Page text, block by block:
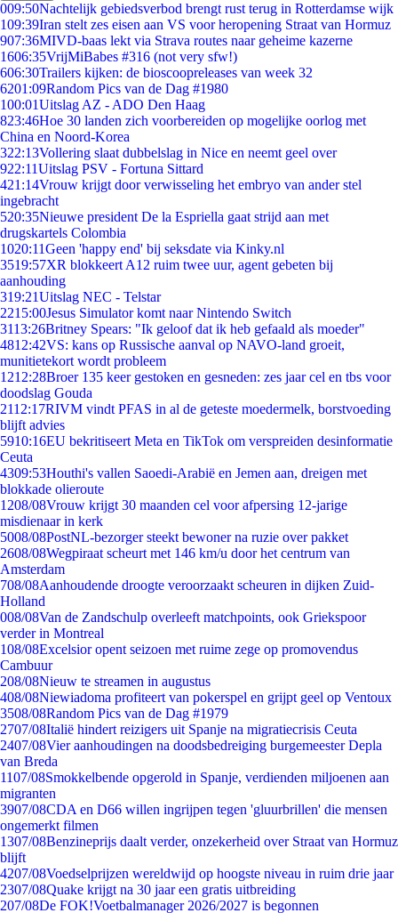
009:50Nachtelijk gebiedsverbod brengt rust terug in Rotterdamse wijk
109:39Iran stelt zes eisen aan VS voor heropening Straat van Hormuz
907:36MIVD-baas lekt via Strava routes naar geheime kazerne
1606:35VrijMiBabes #316 (not very sfw!)
606:30Trailers kijken: de bioscoopreleases van week 32
6201:09Random Pics van de Dag #1980
100:01Uitslag AZ - ADO Den Haag
823:46Hoe 30 landen zich voorbereiden op mogelijke oorlog met
China en Noord-Korea
322:13Vollering slaat dubbelslag in Nice en neemt geel over
922:11Uitslag PSV - Fortuna Sittard
421:14Vrouw krijgt door verwisseling het embryo van ander stel
ingebracht
520:35Nieuwe president De la Espriella gaat strijd aan met
drugskartels Colombia
1020:11Geen 'happy end' bij seksdate via Kinky.nl
3519:57XR blokkeert A12 ruim twee uur, agent gebeten bij
aanhouding
319:21Uitslag NEC - Telstar
2215:00Jesus Simulator komt naar Nintendo Switch
3113:26Britney Spears: "Ik geloof dat ik heb gefaald als moeder"
4812:42VS: kans op Russische aanval op NAVO-land groeit,
munitietekort wordt probleem
1212:28Broer 135 keer gestoken en gesneden: zes jaar cel en tbs voor
doodslag Gouda
2112:17RIVM vindt PFAS in al de geteste moedermelk, borstvoeding
blijft advies
5910:16EU bekritiseert Meta en TikTok om verspreiden desinformatie
Ceuta
4309:53Houthi's vallen Saoedi-Arabië en Jemen aan, dreigen met
blokkade olieroute
1208/08Vrouw krijgt 30 maanden cel voor afpersing 12-jarige
misdienaar in kerk
5008/08PostNL-bezorger steekt bewoner na ruzie over pakket
2608/08Wegpiraat scheurt met 146 km/u door het centrum van
Amsterdam
708/08Aanhoudende droogte veroorzaakt scheuren in dijken Zuid-
Holland
008/08Van de Zandschulp overleeft matchpoints, ook Griekspoor
verder in Montreal
108/08Excelsior opent seizoen met ruime zege op promovendus
Cambuur
208/08Nieuw te streamen in augustus
408/08Niewiadoma profiteert van pokerspel en grijpt geel op Ventoux
3508/08Random Pics van de Dag #1979
2707/08Italië hindert reizigers uit Spanje na migratiecrisis Ceuta
2407/08Vier aanhoudingen na doodsbedreiging burgemeester Depla
van Breda
1107/08Smokkelbende opgerold in Spanje, verdienden miljoenen aan
migranten
3907/08CDA en D66 willen ingrijpen tegen 'gluurbrillen' die mensen
ongemerkt filmen
1307/08Benzineprijs daalt verder, onzekerheid over Straat van Hormuz
blijft
4207/08Voedselprijzen wereldwijd op hoogste niveau in ruim drie jaar
2307/08Quake krijgt na 30 jaar een gratis uitbreiding
207/08De FOK!Voetbalmanager 2026/2027 is begonnen